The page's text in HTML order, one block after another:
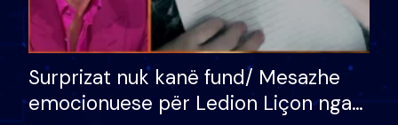
Surprizat nuk kanë fund/ Mesazhe
emocionuese për Ledion Liçon nga